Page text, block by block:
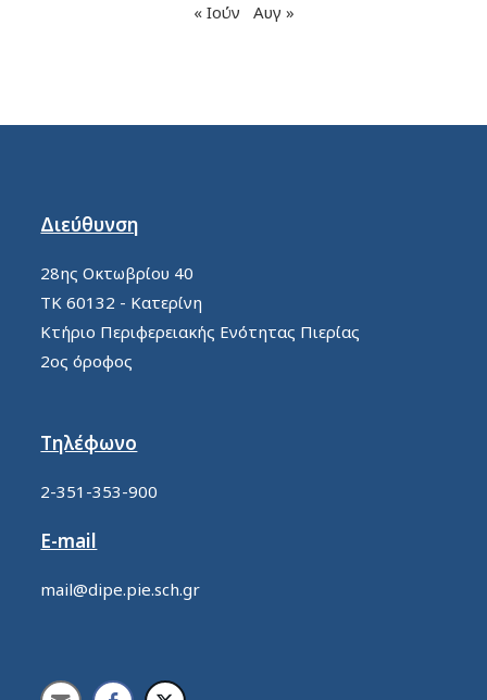
« Ιούν Αυγ »
Διεύθυνση
28ης Οκτωβρίου 40
ΤΚ 60132 - Κατερίνη
Κτήριο Περιφερειακής Ενότητας Πιερίας
2ος όροφος
Τηλέφωνο
2-351-353-900
E-mail
mail@dipe.pie.sch.gr